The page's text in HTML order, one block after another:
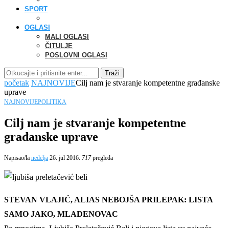
SPORT
OGLASI
MALI OGLASI
ČITULJE
POSLOVNI OGLASI
Traži
početak NAJNOVIJECilj nam je stvaranje kompetentne građanske
uprave
NAJNOVIJEPOLITIKA
Cilj nam je stvaranje kompetentne
građanske uprave
Napisao/la nedelja 26. jul 2016. 717pregleda
STEVAN VLAJIĆ, ALIAS NEBOJŠA PRILEPAK: LISTA
SAMO JAKO, MLADENOVAC